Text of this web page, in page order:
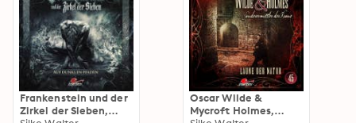
Frankenstein und der
Zirkel der Sieben,
Oscar Wilde &
Mycroft Holmes,